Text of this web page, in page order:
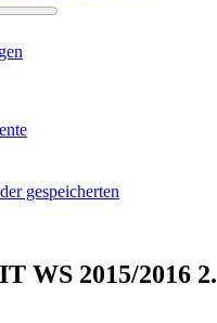
gespeicherten
WS 2015/2016 2.